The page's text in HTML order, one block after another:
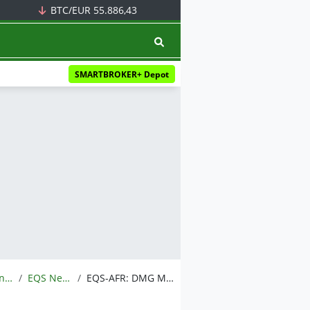
BTC/EUR 55.886,43
SMARTBROKER+ Depot
Meldungen EQS News EQS-AFR: DMG MORI AKTIENGESELLSCHAFT: Vorabbekanntmachung über die Veröffentlichung von Finanzberichten gemäß §§ 114, 115, 117 WpHG